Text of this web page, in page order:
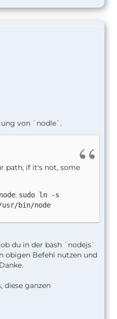
von `nodle`.
path, if it's not, some
node: sudo ln -s
bin/node
du in der bash `nodejs`
obigen Befehl nutzen und
diese ganzen